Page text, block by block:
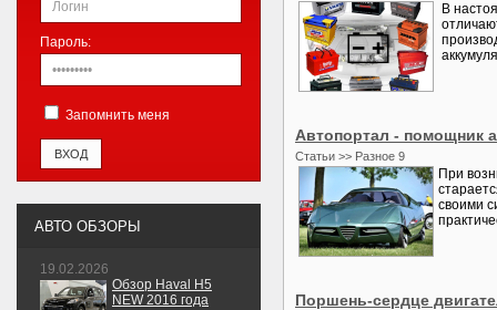
В
Автопортал - помощник
Статьи >> Разное 9
При
своими
Поршень-сердце
Пароль:
Запомнить меня
АВТО ОБЗОРЫ
19.02.2026
Обзор Haval H5
NEW 2016 года